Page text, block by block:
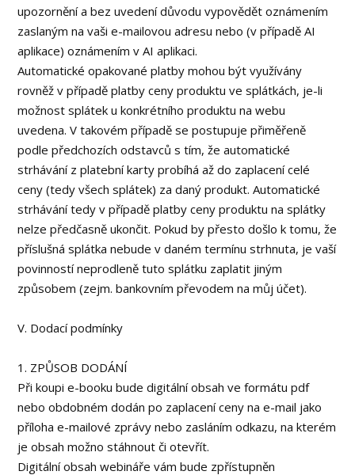
upozornění a bez uvedení důvodu vypovědět oznámením
zaslaným na vaši e-mailovou adresu nebo (v případě AI
aplikace) oznámením v AI aplikaci.
Automatické opakované platby mohou být využívány
rovněž v případě platby ceny produktu ve splátkách, je-li
možnost splátek u konkrétního produktu na webu
uvedena. V takovém případě se postupuje přiměřeně
podle předchozích odstavců s tím, že automatické
strhávání z platební karty probíhá až do zaplacení celé
ceny (tedy všech splátek) za daný produkt. Automatické
strhávání tedy v případě platby ceny produktu na splátky
nelze předčasně ukončit. Pokud by přesto došlo k tomu, že
příslušná splátka nebude v daném termínu strhnuta, je vaší
povinností neprodleně tuto splátku zaplatit jiným
způsobem (zejm. bankovním převodem na můj účet).
V. Dodací podmínky
1. ZPŮSOB DODÁNÍ
Při koupi e-booku bude digitální obsah ve formátu pdf
nebo obdobném dodán po zaplacení ceny na e-mail jako
příloha e-mailové zprávy nebo zasláním odkazu, na kterém
je obsah možno stáhnout či otevřít.
Digitální obsah webináře vám bude zpřístupněn